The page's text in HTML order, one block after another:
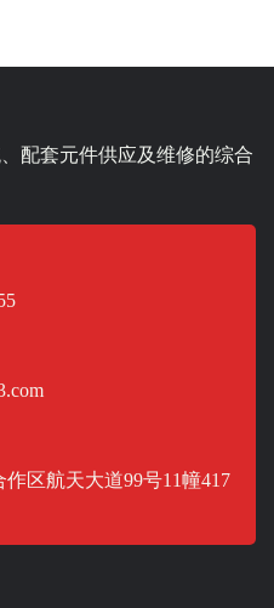
配套元件供应及维修的综合
区航天大道99号11幢417